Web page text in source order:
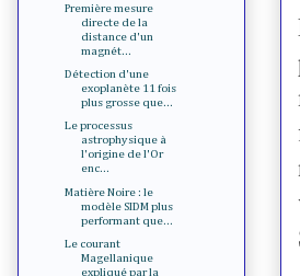
Première mesure
directe de la
distance d'un
magnét...
Détection d'une
exoplanète 11 fois
plus grosse que...
Le processus
astrophysique à
l'origine de l'Or
enc...
Matière Noire : le
modèle SIDM plus
performant que...
Le courant
Magellanique
expliqué par la